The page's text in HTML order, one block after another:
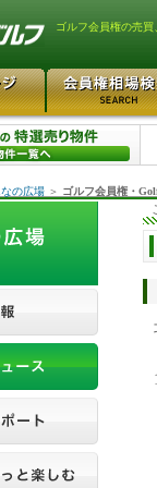
ゴルフ会員権の売
の広場 ＞ ゴルフ会員権・